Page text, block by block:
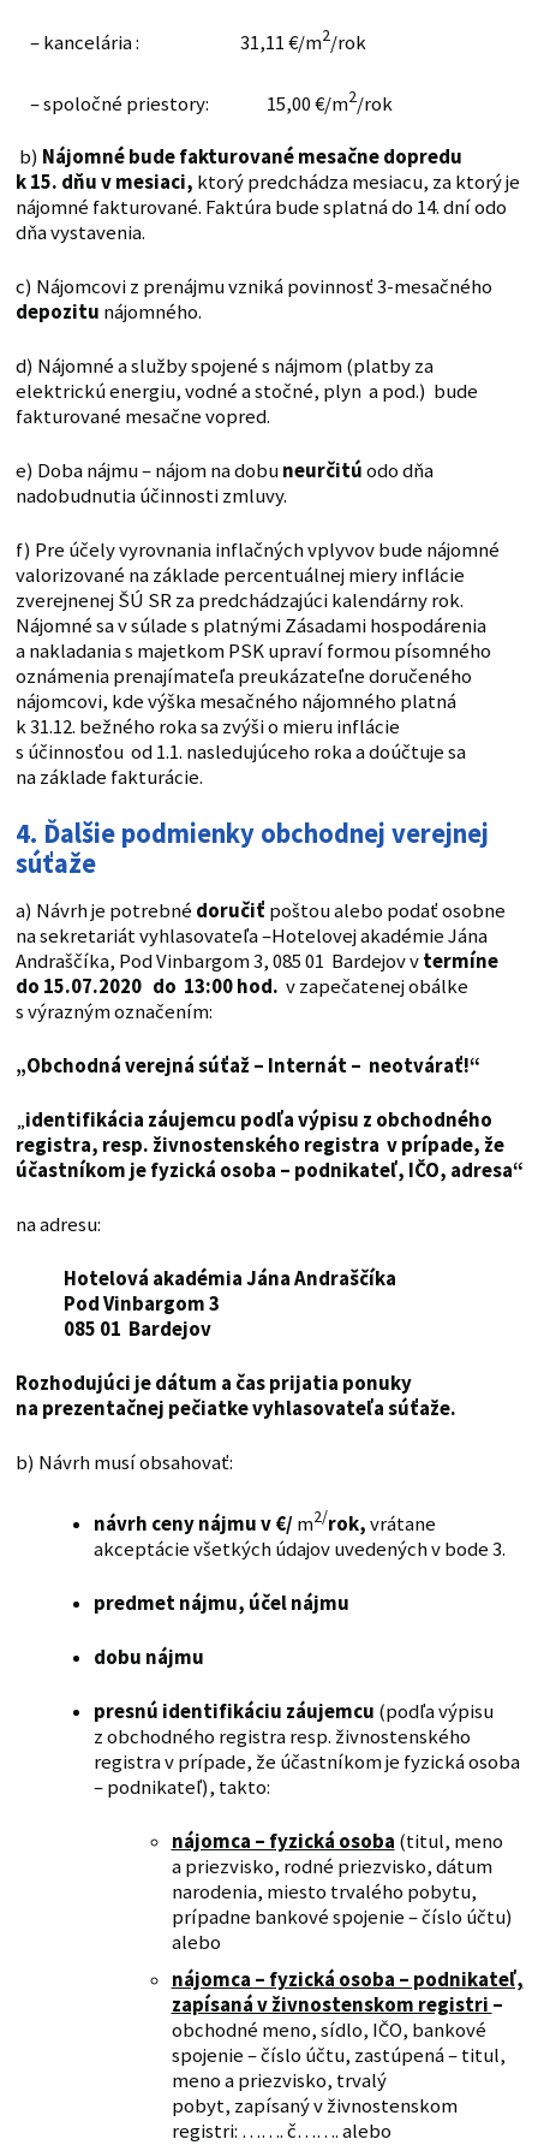
– kancelária : 31,11 €/m2/rok
– spoločné priestory: 15,00 €/m2/rok
b) Nájomné bude fakturované mesačne dopredu
k 15. dňu v mesiaci, ktorý predchádza mesiacu, za ktorý je
nájomné fakturované. Faktúra bude splatná do 14. dní odo
dňa vystavenia.
c) Nájomcovi z prenájmu vzniká povinnosť 3-mesačného
depozitu nájomného.
d) Nájomné a služby spojené s nájmom (platby za
elektrickú energiu, vodné a stočné, plyn a pod.) bude
fakturované mesačne vopred.
e) Doba nájmu – nájom na dobuneurčitúodo dňa
nadobudnutia účinnosti zmluvy.
f) Pre účely vyrovnania inflačných vplyvov bude nájomné
valorizované na základe percentuálnej miery inflácie
zverejnenej ŠÚ SR za predchádzajúci kalendárny rok.
Nájomné sa v súlade s platnými Zásadami hospodárenia
a nakladania s majetkom PSK upraví formou písomného
oznámenia prenajímateľa preukázateľne doručeného
nájomcovi, kde výška mesačného nájomného platná
k 31.12. bežného roka sa zvýši o mieru inflácie
s účinnosťou od 1.1. nasledujúceho roka a doúčtuje sa
na základe fakturácie.
4. Ďalšie podmienky obchodnej verejnej
súťaže
a) Návrh je potrebné doručiť poštou alebo podať osobne
na sekretariát vyhlasovateľa –Hotelovej akadémie Jána
Andraščíka, Pod Vinbargom 3, 085 01 Bardejov vtermíne
do 15.07.2020 do 13:00 hod. v zapečatenej obálke
s výrazným označením:
„Obchodná verejná súťaž – Internát – neotvárať!“
„identifikácia záujemcu podľa výpisu z obchodného
registra, resp. živnostenského registra v prípade, že
účastníkom je fyzická osoba – podnikateľ, IČO, adresa“
na adresu:
Hotelová akadémia Jána Andraščíka
Pod Vinbargom 3
085 01 Bardejov
Rozhodujúci je dátum a čas prijatia ponuky
na prezentačnej pečiatke vyhlasovateľa súťaže.
b) Návrh musí obsahovať:
návrh ceny nájmu v €/ m2/rok,vrátane
akceptácie všetkých údajov uvedených v bode 3.
predmet nájmu, účel nájmu
dobu nájmu
presnú identifikáciu záujemcu (podľa výpisu
z obchodného registra resp. živnostenského
registra v prípade, že účastníkom je fyzická osoba
– podnikateľ), takto:
nájomca – fyzická osoba (titul, meno
a priezvisko, rodné priezvisko, dátum
narodenia, miesto trvalého pobytu,
prípadne bankové spojenie – číslo účtu)
alebo
nájomca – fyzická osoba – podnikateľ,
zapísaná v živnostenskom registri –
obchodné meno, sídlo, IČO, bankové
spojenie – číslo účtu, zastúpená – titul,
meno a priezvisko, trvalý
pobyt, zapísaný v živnostenskom
registri: ……. č……. alebo